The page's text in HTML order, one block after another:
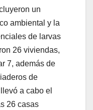
un
ambiental y la
de larvas
26 viviendas,
7, además de
de
a cabo el
26 casas